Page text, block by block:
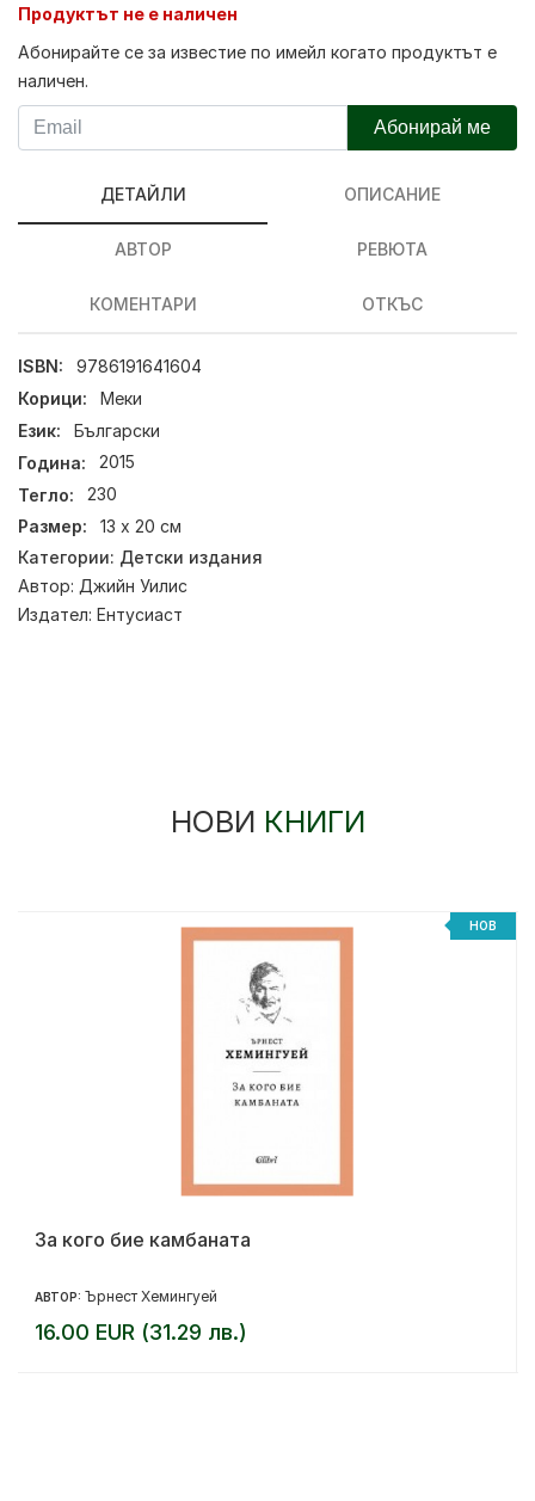
Продуктът не е наличен
Абонирайте се за известие по имейл когато продуктът е
наличен.
Абонирай ме
ДЕТАЙЛИ ОПИСАНИЕ
АВТОР РЕВЮТА
КОМЕНТАРИ ОТКЪС
ISBN:
9786191641604
Корици:
Меки
Език:
Български
Година:
2015
Тегло:
230
Размер:
13 х 20 см
Категории: Детски издания
Автор: Джийн Уилис
Издател: Ентусиаст
НОВИ КНИГИ
НОВ
За кого бие камбаната
АВТОР: Ърнест Хемингуей
16.00 EUR (31.29 лв.)